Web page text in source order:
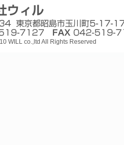
WILL co.,ltd All Rights Reserved